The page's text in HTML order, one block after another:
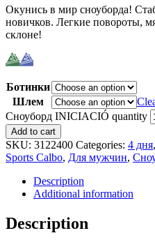
Окунись в мир сноуборда!
новичков. Легкие повороты,
склоне!
Ботинки
Шлем
Сноуборд INICIACIÓ quantity
Add to cart
SKU: 3122400 Categories: 4 дня,
Sports Calbo, Для мужчин,
Description
Additional information
Description